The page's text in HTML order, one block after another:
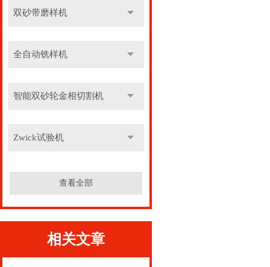
双砂带磨样机
全自动铣样机
智能双砂轮金相切割机
Zwick试验机
查看全部
相关文章